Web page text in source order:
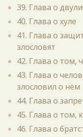
39. Глава о
40. Глава о хуле
41. Глава о
злословят
42. Глава о том,
43. Глава о
злословил о нём
44. Глава о
45. Глава о том,
46. Глава о